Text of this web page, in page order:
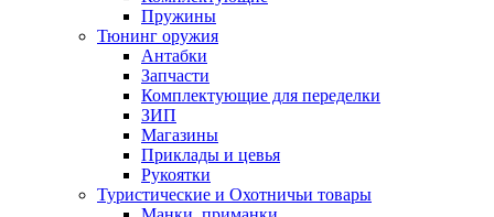
Пружины
Тюнинг оружия
Антабки
Запчасти
Комплектующие для переделки
ЗИП
Магазины
Приклады и цевья
Рукоятки
Туристические и Охотничьи товары